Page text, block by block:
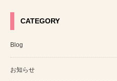
CATEGORY
Blog
お知らせ